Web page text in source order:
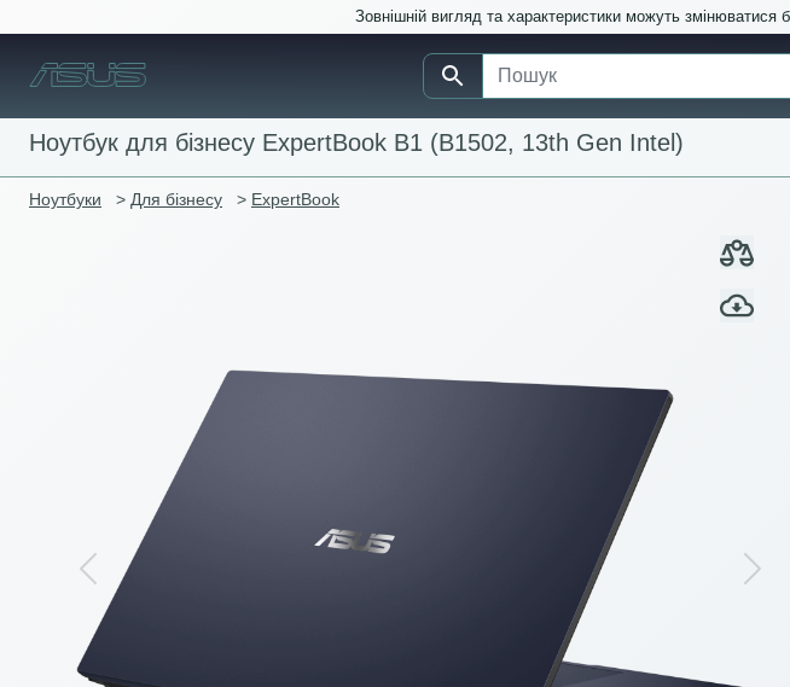
Зовнішній вигляд та характеристики можуть
Ноутбук для бізнесу ExpertBook B1 (B1502, 13th Gen Intel)
Ноутбуки > Для бізнесу > ExpertBook
Previous Next